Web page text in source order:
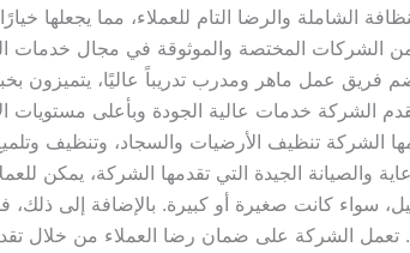
والرضا التام للعملاء، مما يجعلها خيارًا
الشركات المختصة والموثوقة في مجال خدمات
فريق عمل ماهر ومدرب تدريباً عاليًا، يتميزون
الشركة خدمات عالية الجودة وبأعلى مستويات
تنظيف الأرضيات والسجاد، وتنظيف وتلميع
والصيانة الجيدة التي تقدمها الشركة، يمكن
سواء كانت صغيرة أو كبيرة. بالإضافة إلى ذلك،
تعمل الشركة على ضمان رضا العملاء من خلال